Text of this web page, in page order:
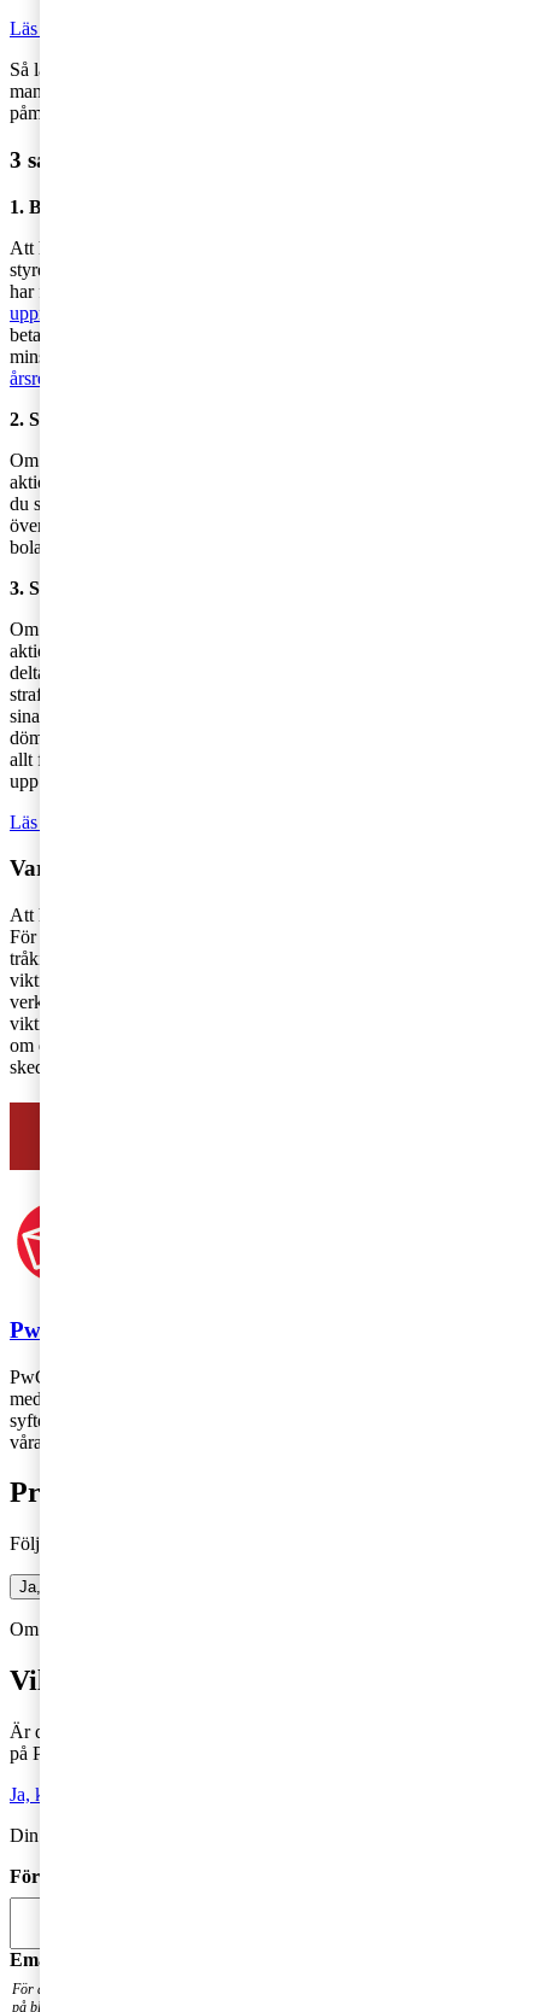
Läs också: 5 anledningar att utöka företagets styrelse
Så länge företaget går bra och att ordningen i övrigt är god, kanske
man inte funderar över dessa frågor. Men det finns anledning att
påminna om de ansvarsområden som en styrelseledamot alltid har.
3 saker du alltid har ansvar för som styrelseledamot
1. Betalningsansvar
Att hålla koll på hur ekonomin går i bolaget är oerhört viktigt –
styrelsens ledamöter kan bli betalningsansvariga om styrelsen inte
har fullgjort sina skyldigheter
upprättas
betalningsskyldig: Olaglig värdeöverföring (bolagets förmögenhet
minskar utan affärsmässig karaktär för bolaget),
årsredovisning
2. Skadeståndsansvar
Om styrelsen uppsåtligen eller av oaktsamhet skadar bolaget,
aktieägare eller annan i samband med att de utför sitt uppdrag kan
du som ledamot bli föremål för skadeståndsansvar. Här krävs att
överträdelse skett av
bolagsordningen.
3. Straffansvar
Om det har tagits ut förbjudna lån i aktiebolaget, om man inte fört
aktiebok eller inte gjort det möjligt att för annan styrelseledamot att
delta vid styrelsemöten och beslut kan du som styrelseledamot ha
straffansvar. Vidare får man heller inte i privata aktiebolag sprida
sina aktier via annonsering. Straffansvaret innebär att man kan bli
dömd om man handlar i strid med dessa regler. Påföljden för detta är
allt från böter till högst ett års fängelse. Här gäller det därför att se
upp!
Läs också: 5 vanliga fallgropar för styrelsen
Var en förberedd styrelseledamot
Att hamna i någon av ovanstående situationer är förstås inte kul alls.
För att du som styrelseledamot inte ska hamna i blåsväder när
tråkigheter är ett faktum gäller det att du är förberedd. Det är därför
viktigt att all formalia finns på plats, att du är väl insatt i
verksamheten och att lagar och regler följs i bolaget. Även här är det
viktigt att beslutsunderlagen är väl dokumenterade – reservera dig
om du inte håller med. Gör du det inte kan det straffa sig i ett senare
skede.
PwC
PwC Sverige är marknadsledande inom revision och rådgivning
med 2 700 medarbetare runt om i landet – vi finns där du finns! Vårt
syfte är att skapa förtroende i samhället och lösa viktiga problem och
våra värderingar genomsyrar allt vi gör.
Prenumerera på bloggen
Följ vår blogg och få insikter som driver tillväxt
Ja, jag vill prenumerera på Företagarbloggen
Om du inte får fram något formulär via knappen ovan,
Vill du veta mer?
Är du intresserad av våra tjänster och vill komma i kontakt med oss
på PwC?
Ja, kontakta mig
Din kommentar publiceras i anslutning till blogginlägget.
Förnamn
Email
För att få en notis när din fråga har besvarats. Din mailadress kommer inte att publiceras
på bloggen.